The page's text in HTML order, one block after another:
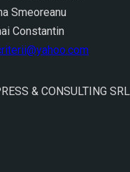
Smeoreanu
Constantin
& CONSULTING SRL